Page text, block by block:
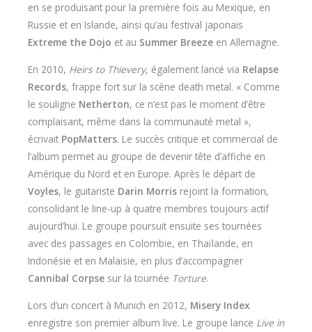
en se produisant pour la première fois au Mexique, en
Russie et en Islande, ainsi qu’au festival japonais
Extreme the Dojo et au Summer Breeze en Allemagne.
En 2010, Heirs to Thievery, également lancé via Relapse
Records, frappe fort sur la scène death metal. « Comme
le souligne Netherton, ce n’est pas le moment d’être
complaisant, même dans la communauté metal »,
écrivait PopMatters. Le succès critique et commercial de
l’album permet au groupe de devenir tête d’affiche en
Amérique du Nord et en Europe. Après le départ de
Voyles, le guitariste Darin Morris rejoint la formation,
consolidant le line-up à quatre membres toujours actif
aujourd’hui. Le groupe poursuit ensuite ses tournées
avec des passages en Colombie, en Thaïlande, en
Indonésie et en Malaisie, en plus d’accompagner
Cannibal Corpse sur la tournée Torture.
Lors d’un concert à Munich en 2012, Misery Index
enregistre son premier album live. Le groupe lance Live in